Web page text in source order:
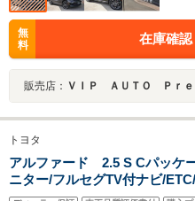
無
料
在庫確
販売店： ＶＩＰ ＡＵＴＯ Ｐｒｅ
トヨタ
アルファード 2.5 S Cパッケ
ニター/フルセグTV付ナビ/
ラ/レーンキープアシスト/ブラ